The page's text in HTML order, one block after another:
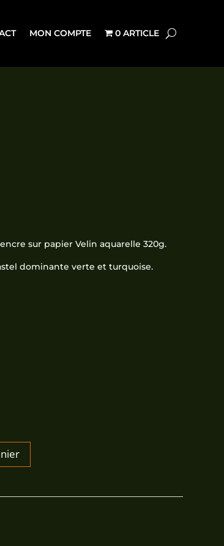
MON COMPTE 0 ARTICLE
sur papier Velin aquarelle 320g.
dominante verte et turquoise.